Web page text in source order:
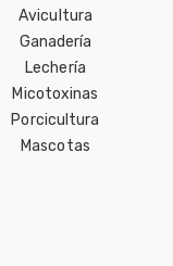
Avicultura
Ganadería
Lechería
Micotoxinas
Porcicultura
Mascotas